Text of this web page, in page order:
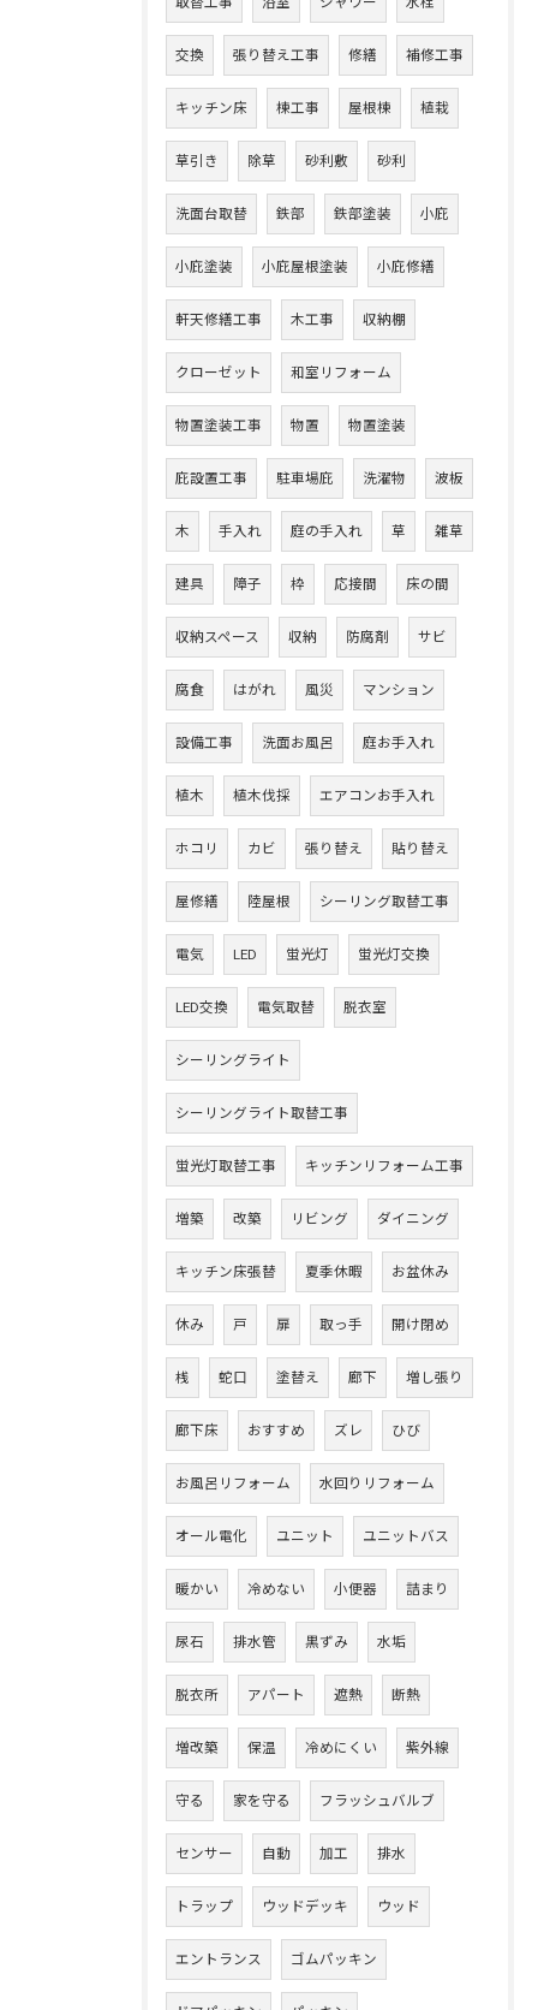
交換 張り替え工事 修繕 補修工事
キッチン床 棟工事 屋根棟 植栽
草引き 除草 砂利敷 砂利
洗面台取替 鉄部 鉄部塗装 小庇
小庇塗装 小庇屋根塗装 小庇修繕
軒天修繕工事 木工事 収納棚
クローゼット 和室リフォーム
物置塗装工事 物置 物置塗装
庇設置工事 駐車場庇 洗濯物 波板
木 手入れ 庭の手入れ 草 雑草
建具 障子 枠 応接間 床の間
収納スペース 収納 防腐剤 サビ
腐食 はがれ 風災 マンション
設備工事 洗面お風呂 庭お手入れ
植木 植木伐採 エアコンお手入れ
ホコリ カビ 張り替え 貼り替え
屋修繕 陸屋根 シーリング取替工事
電気 LED 蛍光灯 蛍光灯交換
LED交換 電気取替 脱衣室
シーリングライト
シーリングライト取替工事
蛍光灯取替工事 キッチンリフォーム工事
増築 改築 リビング ダイニング
キッチン床張替 夏季休暇 お盆休み
休み 戸 扉 取っ手 開け閉め
桟 蛇口 塗替え 廊下 増し張り
廊下床 おすすめ ズレ ひび
お風呂リフォーム 水回りリフォーム
オール電化 ユニット ユニットバス
暖かい 冷めない 小便器 詰まり
尿石 排水管 黒ずみ 水垢
脱衣所 アパート 遮熱 断熱
増改築 保温 冷めにくい 紫外線
守る 家を守る フラッシュバルブ
センサー 自動 加工 排水
トラップ ウッドデッキ ウッド
エントランス ゴムパッキン